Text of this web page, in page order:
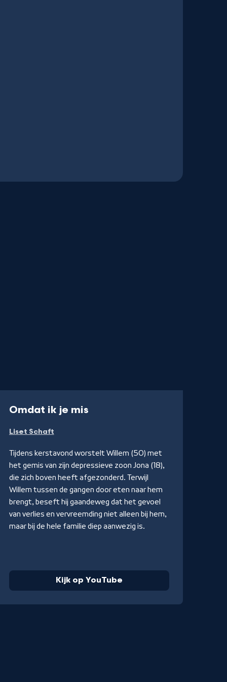
Omdat ik je mis-
YouTube
Liset Schaft
Tijdens kerstavond worstelt Willem (50) met
het gemis van zijn depressieve zoon Jona (18),
die zich boven heeft afgezonderd. Terwijl
Willem tussen de gangen door eten naar hem
brengt, beseft hij gaandeweg dat het gevoel
van verlies en vervreemding niet alleen bij hem,
maar bij de hele familie diep aanwezig is.
Kijk op YouTube